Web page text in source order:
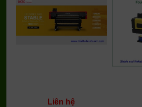
Liên hệ